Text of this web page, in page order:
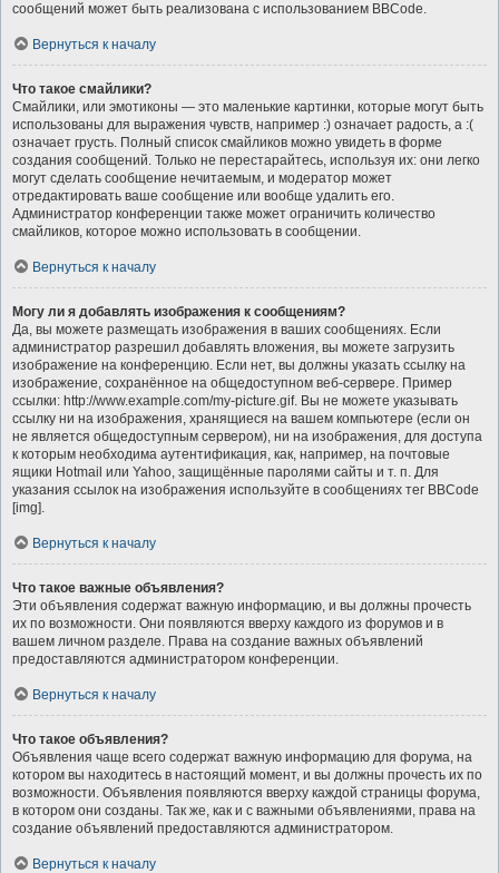
сообщений может быть реализована с использованием BBCode.
Вернуться к началу
Что такое смайлики?
Смайлики, или эмотиконы — это маленькие картинки, которые могут быть
использованы для выражения чувств, например :) означает радость, а :(
означает грусть. Полный список смайликов можно увидеть в форме
создания сообщений. Только не перестарайтесь, используя их: они легко
могут сделать сообщение нечитаемым, и модератор может
отредактировать ваше сообщение или вообще удалить его.
Администратор конференции также может ограничить количество
смайликов, которое можно использовать в сообщении.
Вернуться к началу
Могу ли я добавлять изображения к сообщениям?
Да, вы можете размещать изображения в ваших сообщениях. Если
администратор разрешил добавлять вложения, вы можете загрузить
изображение на конференцию. Если нет, вы должны указать ссылку на
изображение, сохранённое на общедоступном веб-сервере. Пример
ссылки: http://www.example.com/my-picture.gif. Вы не можете указывать
ссылку ни на изображения, хранящиеся на вашем компьютере (если он
не является общедоступным сервером), ни на изображения, для доступа
к которым необходима аутентификация, как, например, на почтовые
ящики Hotmail или Yahoo, защищённые паролями сайты и т. п. Для
указания ссылок на изображения используйте в сообщениях тег BBCode
[img].
Вернуться к началу
Что такое важные объявления?
Эти объявления содержат важную информацию, и вы должны прочесть
их по возможности. Они появляются вверху каждого из форумов и в
вашем личном разделе. Права на создание важных объявлений
предоставляются администратором конференции.
Вернуться к началу
Что такое объявления?
Объявления чаще всего содержат важную информацию для форума, на
котором вы находитесь в настоящий момент, и вы должны прочесть их по
возможности. Объявления появляются вверху каждой страницы форума,
в котором они созданы. Так же, как и с важными объявлениями, права на
создание объявлений предоставляются администратором.
Вернуться к началу